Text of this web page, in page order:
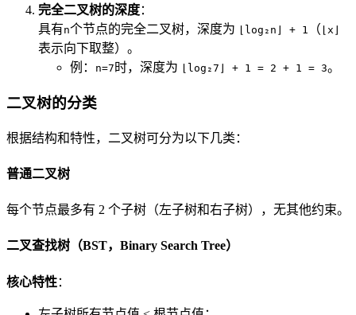
完全二叉树的深度：
具有n个节点的完全二叉树，深度为 ⌊log₂n⌋ + 1 （ ⌊x⌋
表示向下取整）。
例：
n=7 时，深度为 ⌊log₂7⌋ + 1 = 2 + 1 = 3。
二叉树的分类
根据结构和特性，二叉树可分为以下几类：
普通二叉树
每个节点最多有 2 个子树（左子树和右子树），无其他约束。
二叉查找树（BST，Binary Search Tree）
核心特性：